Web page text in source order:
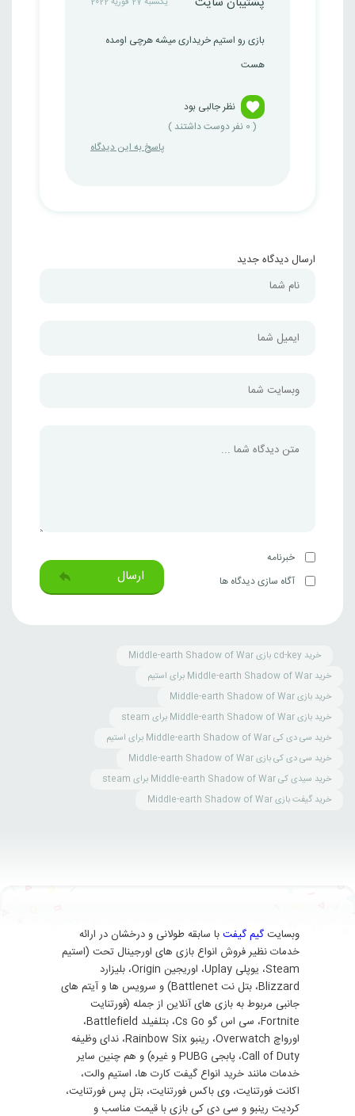
بازی رو استیم خریداری میشه هرچی اومده
هست
نظر جالبی بود
(
0 نفر دوست داشتند )
پاسخ به این دیدگاه
ارسال دیدگاه جدید
خبرنامه
آگاه سازی دیدگاه ها
ارسال
خرید cd-key بازی Middle-earth Shadow of War
خرید Middle-earth Shadow of War برای استیم
خرید بازی Middle-earth Shadow of War
خرید بازی Middle-earth Shadow of War برای steam
خرید سی دی کی Middle-earth Shadow of War برای استیم
خرید سی دی کی بازی Middle-earth Shadow of War
خرید سیدی کی Middle-earth Shadow of War برای steam
خرید گیفت بازی Middle-earth Shadow of War
وبسایت گیم گیفتبا سابقه طولانی و درخشان در ارائه
خدمات نظیر فروش انواع بازی های اورجینال تحت (استیم
Steam، یوپلی Uplay، اوریجین Origin، بلیزارد
Blizzard، بتل نت Battlenet) و سرویس ها و آیتم های
جانبی مربوط به بازی های آنلاین از جمله (فورتنایت
Fortnite، سی اس گو Cs Go، بتلفیلد Battlefield،
اورواچ Overwatch، رینبو Rainbow Six، ندای وظیفه
Call of Duty، پابجی PUBG و غیره) و هم چنین سایر
خدمات مانند خرید انواع گیفت کارت ها، استیم والت،
اکانت فورتنایت، وی باکس فورتنایت، بتل پس فورتنایت،
کردیت رینبو و سی دی کی بازی با قیمت مناسب و